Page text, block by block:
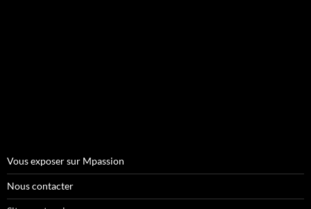
Vous exposer sur Mpassion
Nous contacter